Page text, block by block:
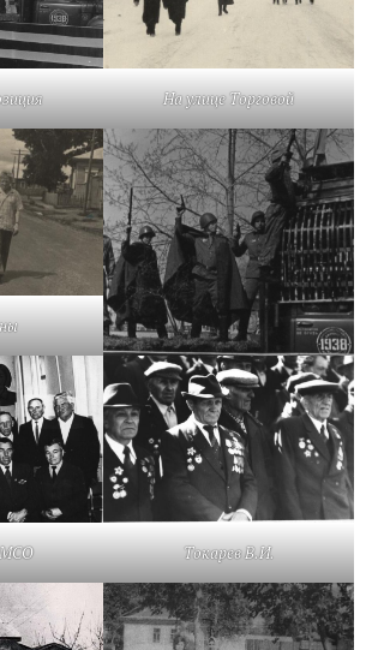
На улице Торговой
МСО Токарев В.И.